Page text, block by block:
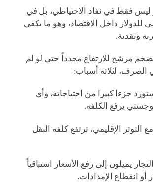
ليس فقط في نفاد الاحتياطي، بل في
للدولار داخل الاقتصاد، وهو ما يكفي
ونقدية.
مرشح للارتفاع مجدداً حتى لو لم
الصرف، لثلاثة أسباب:
جزءا كبيرا من احتياجاته، وأي
يرفع الكلفة.
التوتر الإقليمي، ترتفع كلفة النقل
يميلون إلى رفع الأسعار استباقياً
أو انقطاع الإمدادات.